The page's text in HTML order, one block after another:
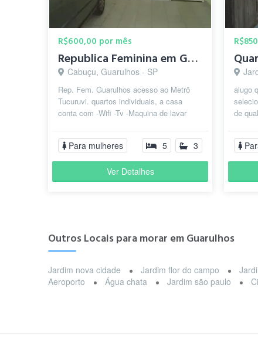
R$600,00 por mês
Republica Feminina em Guarulhos (Continental l)
Cabuçu, Guarulhos - SP
Rep. Fem. Guarulhos acesso ao Metrô
Tucuruvi. quartos individuais, a casa
conta com -Wifi -Tv -Maquina de lavar
Para mulheres 5 3
Ver Detalhes
alugo
de
Outros Locais para morar em Guarulhos
Jardim nova cidade Jardim flor do campo
Aeroporto
Água chata Jardim são paulo